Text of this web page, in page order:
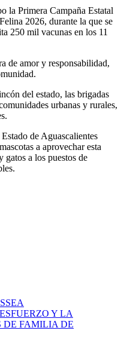
la Primera Campaña Estatal
2026, durante la que se
250 mil vacunas en los 11
de amor y responsabilidad,
del estado, las brigadas
urbanas y rurales,
de Aguascalientes
a aprovechar esta
gatos a los puestos de
Y LA
DE FAMILIA DE